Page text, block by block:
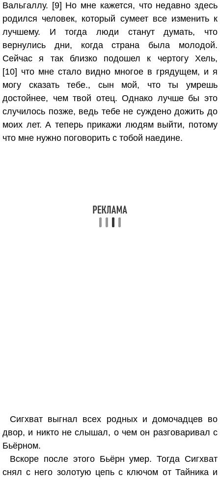
Вальгаллу. [9] Но мне кажется, что недавно здесь
родился человек, который сумеет все изменить к
лучшему. И тогда люди станут думать, что
вернулись дни, когда страна была молодой.
Сейчас я так близко подошел к чертогу Хель,
[10] что мне стало видно многое в грядущем, и я
могу сказать тебе., сын мой, что ты умрешь
достойнее, чем твой отец. Однако лучше бы это
случилось позже, ведь тебе не суждено дожить до
моих лет. А теперь прикажи людям выйти, потому
что мне нужно поговорить с тобой наедине.
Сигхват выгнал всех родных и домочадцев во
двор, и никто не слышал, о чем он разговаривал с
Бьёрном.
Вскоре после этого Бьёрн умер. Тогда Сигхват
снял с него золотую цепь с ключом от Тайника и